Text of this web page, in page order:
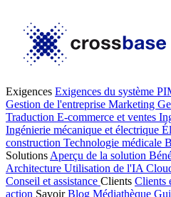
Exigences Exigences du système
Gestion de l'entreprise Marketing
Traduction E-commerce et ventes
Ingénierie mécanique et électrique
construction Technologie médicale
Solutions Aperçu de la solution
Architecture Utilisation de l'IA
Conseil et assistance Clients Clients
action SavoirBlog Médiathèque